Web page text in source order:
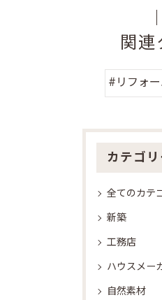
関連
#リフォ
カテゴ
全てのカテ
新築
工務店
ハウスメー
自然素材